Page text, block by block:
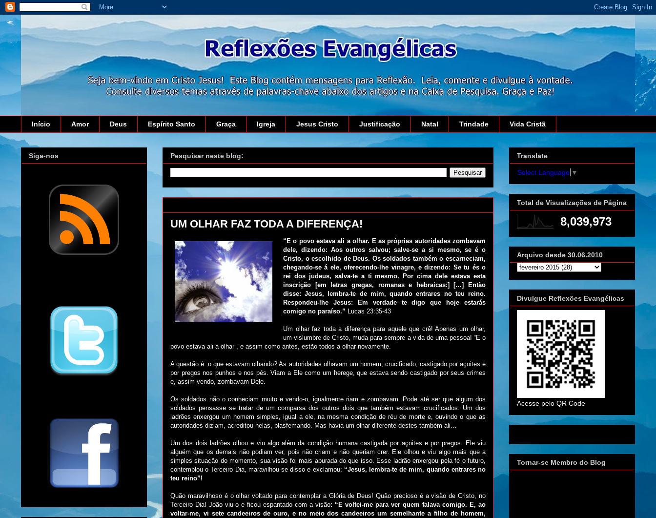
Início Amor Deus Espírito Santo Graça Igreja Jesus Cristo Justificação Natal Trindade Vida Cristã
Pesquisar neste blog:
UM OLHAR FAZ TODA A DIFERENÇA!
“E o povo estava ali a olhar. E as próprias autoridades zombavam
dele, dizendo: Aos outros salvou; salve-se a si mesmo, se é o
Cristo, o escolhido de Deus. Os soldados também o escarneciam,
chegando-se á ele, oferecendo-lhe vinagre, e dizendo: Se tu és o
rei dos judeus, salva-te a ti mesmo. Por cima dele estava esta
inscrição [em letras gregas, romanas e hebraicas:] […] Então
disse: Jesus, lembra-te de mim, quando entrares no teu reino.
Respondeu-lhe Jesus: Em verdade te digo que hoje estarás
comigo no paraíso.” Lucas 23:35-43
Um olhar faz toda a diferença para aquele que crê! Apenas um olhar,
um vislumbre de Cristo, muda para sempre a vida de uma pessoa! “E o
povo estava ali a olhar”, e assim como antes, estão todos a olhar novamente.
A questão é: o que estavam olhando? As autoridades olhavam um homem, crucificado, castigado por açoites e
por pregos nos punhos e nos pés. Viam a Ele como um herege, que estava sendo castigado por seus crimes
e, assim vendo, zombavam Dele.
Os soldados não o conheciam muito e vendo-o, igualmente riam e zombavam. Pode até ser que algum dos
soldados pensasse se tratar de um comparsa dos outros dois que também estavam crucificados. Um dos
ladrões enxergou um homem simples, igual a ele, na mesma condição de réu de morte e, ouvindo o que as
autoridades diziam, acreditou nelas, blasfemando. Mas havia um olhar diferente destes também ali…
Um dos dois ladrões olhou e viu algo além da condição humana castigada por açoites e por pregos. Ele viu
alguém que os demais não podiam ver, pois não criam e não queriam crer. Ele olhou e viu algo mais que a
simples situação do momento, sua visão foi mais apurada do que isso. Esse ladrão enxergou pela fé o futuro,
contemplou o Terceiro Dia, maravilhou-se disso e exclamou: “Jesus, lembra-te de mim, quando entrares no
teu reino”!
Quão maravilhoso é o olhar voltado para contemplar a Glória de Deus! Quão precioso é a visão de Cristo, no
Terceiro Dia! João viu-o e ficou espantado com a visão: “E voltei-me para ver quem falava comigo. E, ao
voltar-me, vi sete candeeiros de ouro, e no meio dos candeeiros um semelhante a filho de homem,
Siga-nos Translate
Select Language ▼
Total de Visualizações de Página
8,039,973
Arquivo desde 30.06.2010
Divulgue Reflexões Evangélicas
Acesse pelo QR Code
Tornar-se Membro do Blog